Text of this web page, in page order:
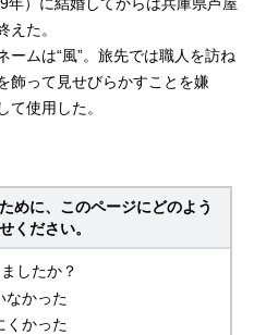
年）に結婚してからは兵庫県芦屋
えた。
ムは“風”。旅先では職人を訪ね
飾って見せびらかすことを嫌
て使用した。
めに、このページにどのよう
ください。
したか？
なかった
くかった